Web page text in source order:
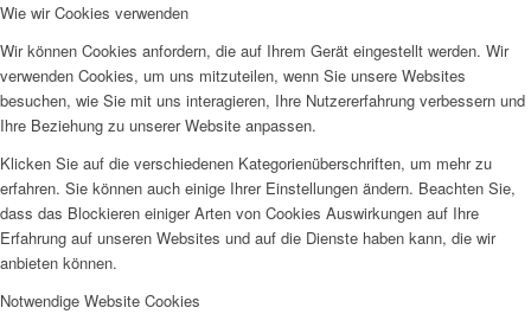
Wie wir Cookies verwenden
Wir können Cookies anfordern, die auf Ihrem Gerät eingestellt werden. Wir
verwenden Cookies, um uns mitzuteilen, wenn Sie unsere Websites
besuchen, wie Sie mit uns interagieren, Ihre Nutzererfahrung verbessern und
Ihre Beziehung zu unserer Website anpassen.
Klicken Sie auf die verschiedenen Kategorienüberschriften, um mehr zu
erfahren. Sie können auch einige Ihrer Einstellungen ändern. Beachten Sie,
dass das Blockieren einiger Arten von Cookies Auswirkungen auf Ihre
Erfahrung auf unseren Websites und auf die Dienste haben kann, die wir
anbieten können.
Notwendige Website Cookies